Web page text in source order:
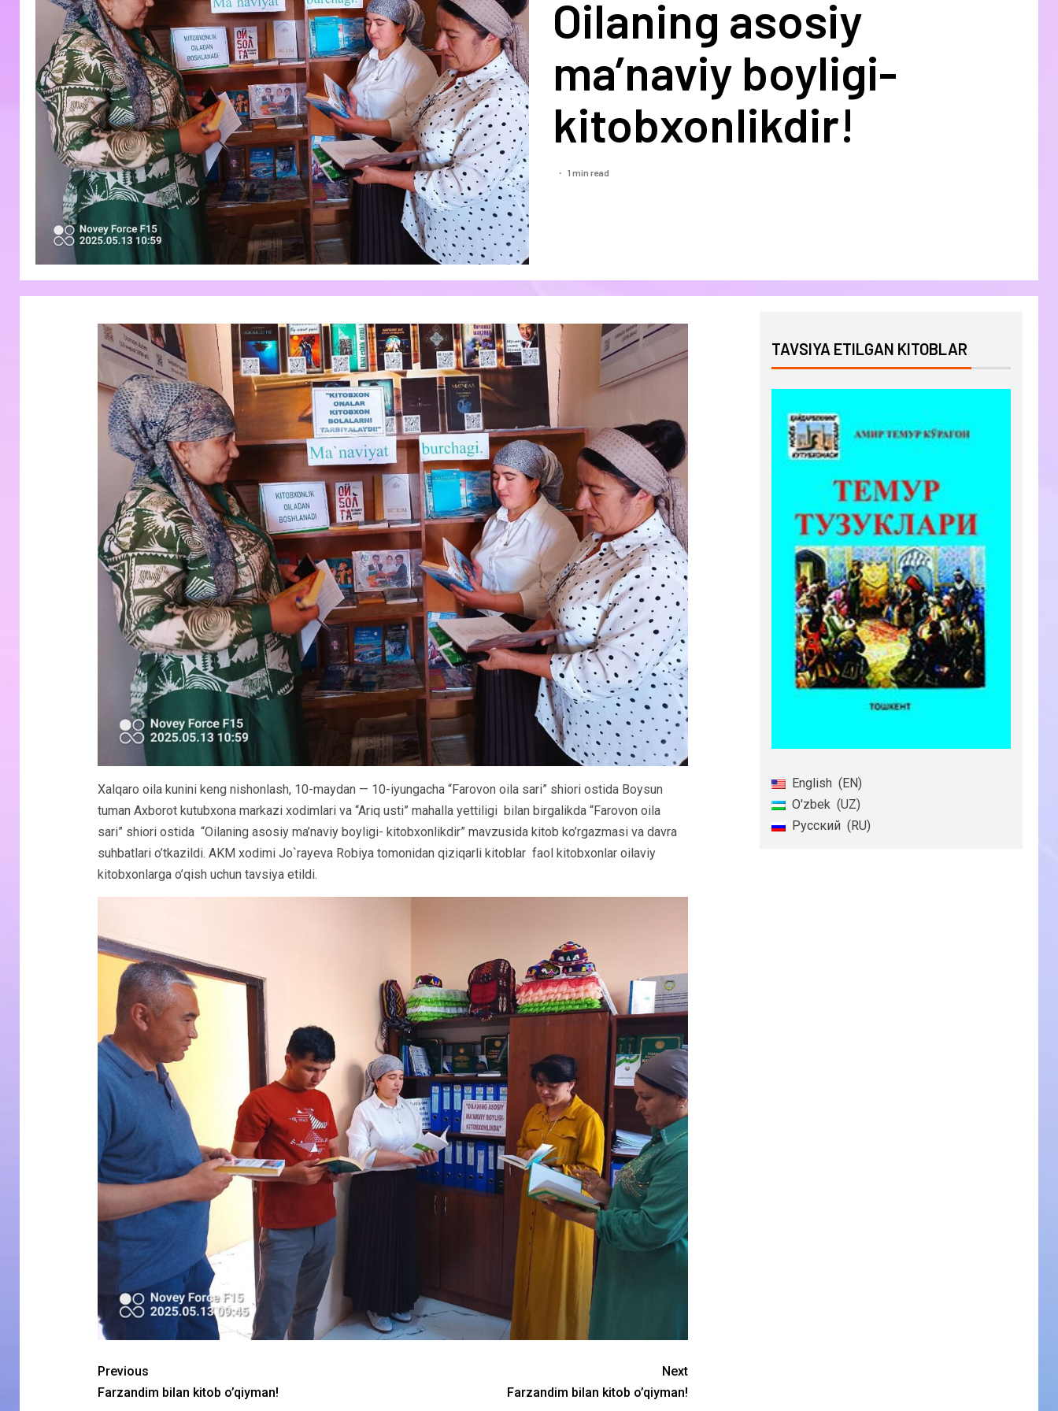
Oilaning asosiy
ma’naviy boyligi-
kitobxonlikdir!
1 min read
Xalqaro oila kunini keng nishonlash, 10-maydan — 10-iyungacha “Farovon oila sari” shiori ostida Boysun
tuman Axborot kutubxona markazi xodimlari va “Ariq usti” mahalla yettiligi bilan birgalikda “Farovon oila
sari” shiori ostida “Oilaning asosiy ma’naviy boyligi- kitobxonlikdir” mavzusida kitob ko’rgazmasi va davra
suhbatlari o’tkazildi. AKM xodimi Jo`rayeva Robiya tomonidan qiziqarli kitoblar faol kitobxonlar oilaviy
kitobxonlarga o’qish uchun tavsiya etildi.
Previous
Farzandim bilan kitob o’qiyman!
Next
Farzandim bilan kitob o’qiyman!
TAVSIYA ETILGAN KITOBLAR
English
EN
O'zbek
UZ
Русский
RU